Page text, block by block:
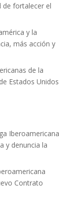
de fortalecer el
y la
más acción y
de la
Estados Unidos
Iberoamericana
y denuncia la
Contrato